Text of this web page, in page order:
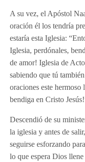
A su vez, el Apóstol
oración él los tendría
estaría esta Iglesia:
Iglesia, perdónales,
de amor! Iglesia de
sabiendo que tú
oraciones este
bendiga en Cristo
Descendió de su
la iglesia y antes de
seguirse esforzando
lo que espera Dios